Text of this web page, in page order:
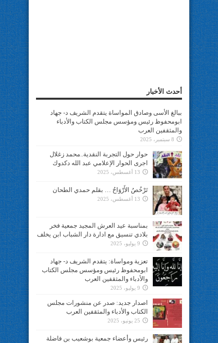
أحدث الأخبار
ببالغ الأسى وصادق المواساة يتقدم الشريف د- جهاد
ابومحفوظ رئيس ومؤسس مجلس الكتاب والأدباء
والمثقفين العرب
8 سبتمبر، 2025
حوار حول التجربة النقدية..محمد زغلال
اجرى الحوار الإعلامي عبد الله دكدوك
13 أغسطس، 2025
تَرْخُصُ الأَرْوَاحُ … بقلم حمدي الطحان
13 أغسطس، 2025
بمناسبة عيد العرش المجيد جمعية فخر
بلادي تنسيق مع ادارة دار الشباب ابن يخلف
9 يوليو، 2025
تعزية ومواساة: يتقدم الشريف د- جهاد
ابومحفوظ رئيس ومؤسس مجلس الكتاب
والأدباء والمثقفين العرب
9 يوليو، 2025
اصدار جديد: صدر عن منشورات مجلس
الكتاب والأدباء والمثقفين العرب
25 يونيو، 2025
رئيس وأعضاء جمعية بوشعيب بن فاضلة